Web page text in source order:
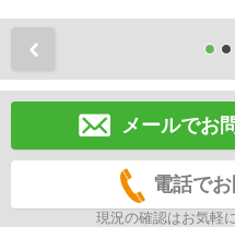
メールでお
電話で
現況の確認はお気軽